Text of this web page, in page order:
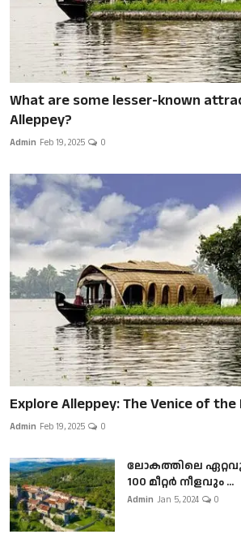
What are some lesser-known
Alleppey?
Admin Feb 19, 2025 0
Explore Alleppey: The Venice of the
Admin Feb 19, 2025 0
ലോകത്തിലെ
100 മീറ്റർ നീളവും ...
Admin Jan 5, 2024 0